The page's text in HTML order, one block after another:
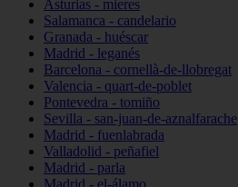
Asturias - mieres
Salamanca - candelario
Granada - huéscar
Madrid - leganés
Barcelona - cornellà-de-llobregat
Valencia - quart-de-poblet
Pontevedra - tomiño
Sevilla - san-juan-de-aznalfarache
Madrid - fuenlabrada
Valladolid - peñafiel
Madrid - parla
Madrid - el-álamo